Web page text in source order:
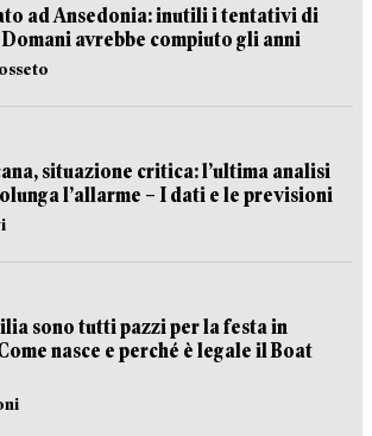
ad Ansedonia: inutili i tentativi di
avrebbe compiuto gli anni
situazione critica: l’ultima analisi
l’allarme – I dati e le previsioni
sono tutti pazzi per la festa in
nasce e perché è legale il Boat